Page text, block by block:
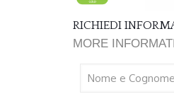
RICHIEDI
MORE